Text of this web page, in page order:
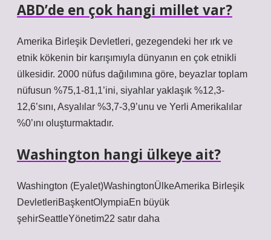
ABD’de en çok hangi millet var?
Amerika Birleşik Devletleri, gezegendeki her ırk ve
etnik kökenin bir karışımıyla dünyanın en çok etnikli
ülkesidir. 2000 nüfus dağılımına göre, beyazlar toplam
nüfusun %75,1-81,1’ini, siyahlar yaklaşık %12,3-
12,6’sını, Asyalılar %3,7-3,9’unu ve Yerli Amerikalılar
%0’ını oluşturmaktadır.
Washington hangi ülkeye ait?
Washington (Eyalet)WashingtonÜlkeAmerika Birleşik
DevletleriBaşkentOlympiaEn büyük
şehirSeattleYönetim22 satır daha